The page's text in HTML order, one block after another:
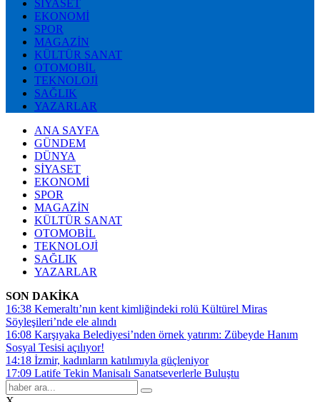
SİYASET
EKONOMİ
SPOR
MAGAZİN
KÜLTÜR SANAT
OTOMOBİL
TEKNOLOJİ
SAĞLIK
YAZARLAR
ANA SAYFA
GÜNDEM
DÜNYA
SİYASET
EKONOMİ
SPOR
MAGAZİN
KÜLTÜR SANAT
OTOMOBİL
TEKNOLOJİ
SAĞLIK
YAZARLAR
SON DAKİKA
16:38 Kemeraltı’nın kent kimliğindeki rolü Kültürel Miras
Söyleşileri’nde ele alındı
16:08 Karşıyaka Belediyesi’nden örnek yatırım: Zübeyde Hanım
Sosyal Tesisi açılıyor!
14:18 İzmir, kadınların katılımıyla güçleniyor
17:09 Latife Tekin Manisalı Sanatseverlerle Buluştu